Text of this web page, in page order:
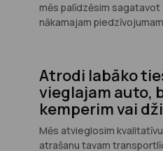
mēs palīdzēsim
nākamajam
Atrodi labāko
vieglajam auto,
kemperim vai
Mēs atvieglosim
atrašanu tavam